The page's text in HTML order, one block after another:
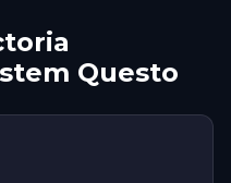
Questo